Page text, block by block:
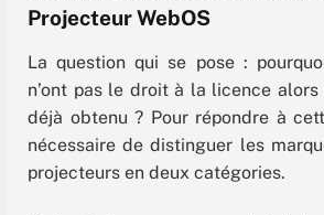
Projecteur WebOS
La question qui se pose :
n’ont pas le droit à la licence alors
déjà obtenu ? Pour répondre à
nécessaire de distinguer les
projecteurs en deux catégories.